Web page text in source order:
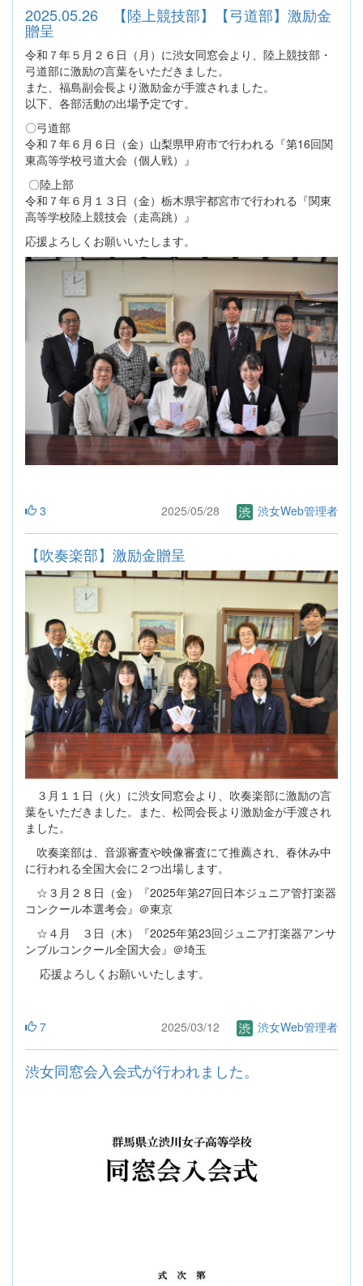
2025.05.26 【陸上競技部】【弓道部】激励金
贈呈
令和７年５月２６日（月）に渋女同窓会より、陸上競技部・
弓道部に激励の言葉をいただきました。
また、福島副会長より激励金が手渡されました。
以下、各部活動の出場予定です。
〇弓道部
令和７年６月６日（金）山梨県甲府市で行われる『第16回関
東高等学校弓道大会（個人戦）』
〇陸上部
令和７年６月１３日（金）栃木県宇都宮市で行われる『関東
高等学校陸上競技会（走高跳）』
応援よろしくお願いいたします。
3 2025/05/28 渋女Web管理者
【吹奏楽部】激励金贈呈
３月１１日（火）に渋女同窓会より、吹奏楽部に激励の言
葉をいただきました。また、松岡会長より激励金が手渡され
ました。
吹奏楽部は、音源審査や映像審査にて推薦され、春休み中
に行われる全国大会に２つ出場します。
☆３月２８日（金）『2025年第27回日本ジュニア管打楽器
コンクール本選考会』＠東京
☆４月 ３日（木）『2025年第23回ジュニア打楽器アンサ
ンブルコンクール全国大会』＠埼玉
応援よろしくお願いいたします。
7 2025/03/12 渋女Web管理者
渋女同窓会入会式が行われました。